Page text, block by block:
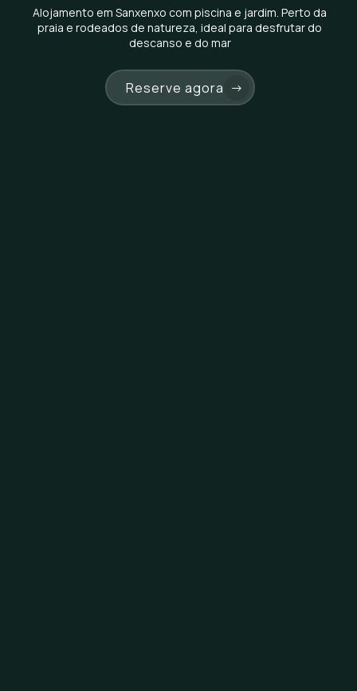
Alojamento em Sanxenxo com piscina e jardim. Perto da
praia e rodeados de natureza, ideal para desfrutar do
descanso e do mar
Reserve agora →